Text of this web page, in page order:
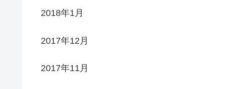
2018年1月
2017年12月
2017年11月